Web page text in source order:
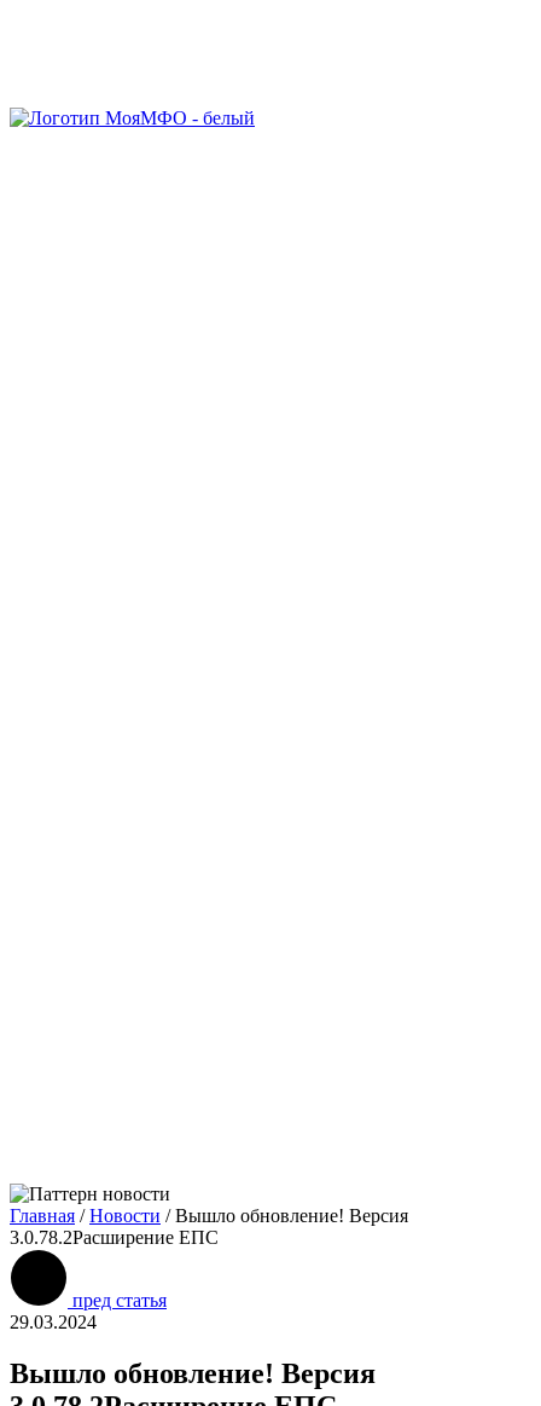
Главная /Новости /Вышло обновление! Версия
3.0.78.2Расширение ЕПС
пред статья
29.03.2024
Вышло обновление! Версия